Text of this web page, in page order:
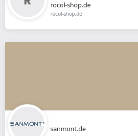
rocol-shop.de
rocol-shop.de
sanmont.de